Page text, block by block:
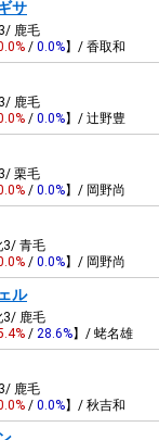
サ
鹿毛
/ 0.0%】/ 香取和
鹿毛
/ 0.0%】/ 辻野豊
栗毛
/ 0.0%】/ 岡野尚
青毛
/ 0.0%】/ 岡野尚
ル
鹿毛
/ 28.6%】/ 蛯名雄
鹿毛
/ 0.0%】/ 秋吉和